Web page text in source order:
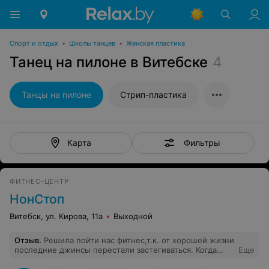
Спорт и отдых • Школы танцев • Женская пластика
Танец на пилоне в Витебске 4
Танцы на пилоне Стрип-пластика
Карта Фильтры
ФИТНЕС-ЦЕНТР
НонСтоп
Витебск, ул. Кирова, 11а Выходной
Отзыв. Решила пойти нас фитнес,т.к. от хорошей жизни
последние джинсы перестали застегиваться. Когда
Еще